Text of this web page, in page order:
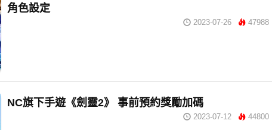
角色設定
2023-07-26 47988
NC旗下手遊《劍靈2》 事前預約獎勵加碼
2023-07-12 44800